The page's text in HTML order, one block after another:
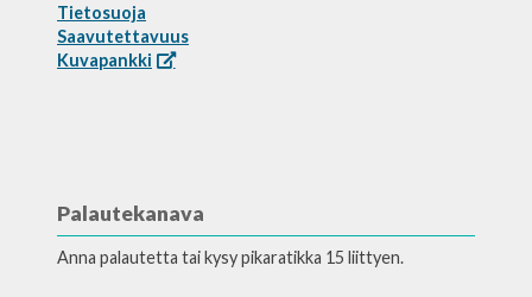
Tietosuoja
Saavutettavuus
Kuvapankki
Palautekanava
Anna palautetta tai kysy pikaratikka 15 liittyen.